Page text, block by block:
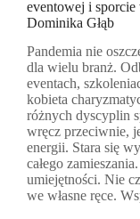
eventowej i
Dominika Głąb
Pandemia nie
dla wielu branż.
eventach,
kobieta
różnych dyscyplin
wręcz przeciwnie,
energii. Stara się
całego
umiejętności. Nie
we własne ręce.